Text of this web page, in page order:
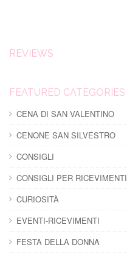
REVIEWS
FEATURED CATEGORIES
CENA DI SAN VALENTINO
CENONE SAN SILVESTRO
CONSIGLI
CONSIGLI PER RICEVIMENTI
CURIOSITÀ
EVENTI-RICEVIMENTI
FESTA DELLA DONNA